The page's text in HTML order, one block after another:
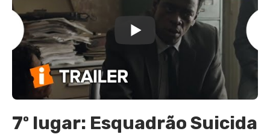
7º lugar: Esquadrão Suicida